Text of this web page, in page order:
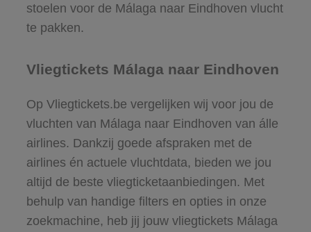
stoelen voor de Málaga naar Eindhoven vlucht
te pakken.
Vliegtickets Málaga naar Eindhoven
Op Vliegtickets.be vergelijken wij voor jou de
vluchten van Málaga naar Eindhoven van álle
airlines. Dankzij goede afspraken met de
airlines én actuele vluchtdata, bieden we jou
altijd de beste vliegticketaanbiedingen. Met
behulp van handige filters en opties in onze
zoekmachine, heb jij jouw vliegtickets Málaga